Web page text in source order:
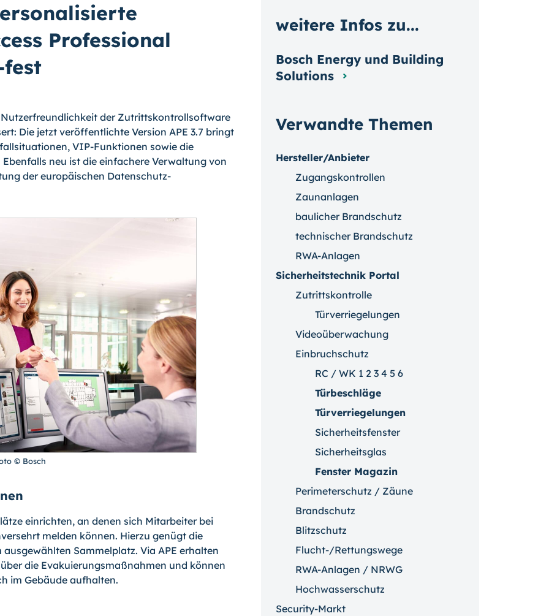
Professional
fest
der Zutrittskontrollsoftware
Die jetzt veröffentlichte Version APE 3.7 bringt
VIP-Funktionen sowie die
neu ist die einfachere Verwaltung von
der europäischen Datenschutz-
© Bosch
einrichten, an denen sich Mitarbeiter bei
melden können. Hierzu genügt die
Sammelplatz. Via APE erhalten
die Evakuierungsmaßnahmen und können
im Gebäude aufhalten.
Verwandte Themen
Hersteller/Anbieter
Zugangskontrollen
Zaunanlagen
baulicher Brandschutz
technischer Brandschutz
RWA-Anlagen
Sicherheitstechnik Portal
Zutrittskontrolle
Türverriegelungen
Videoüberwachung
Einbruchschutz
RC / WK 1 2 3 4 5 6
Türbeschläge
Türverriegelungen
Sicherheitsfenster
Sicherheitsglas
Fenster Magazin
Perimeterschutz / Zäune
Brandschutz
Blitzschutz
Flucht-/Rettungswege
RWA-Anlagen / NRWG
Hochwasserschutz
Security-Markt
weitere Infos zu...
Bosch Energy und Building
Solutions